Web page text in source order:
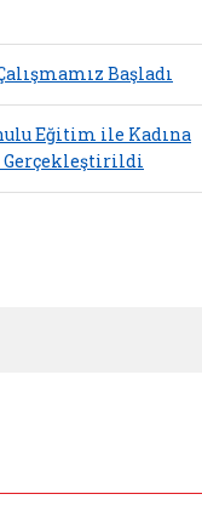
Başladı
Eğitim ile Kadına
Gerçekleştirildi